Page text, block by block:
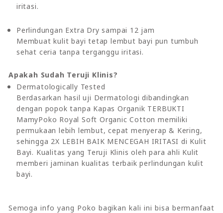
iritasi.
Perlindungan Extra Dry sampai 12 jam
Membuat kulit bayi tetap lembut bayi pun tumbuh
sehat ceria tanpa terganggu iritasi.
Apakah Sudah Teruji Klinis?
Dermatologically Tested
Berdasarkan hasil uji Dermatologi dibandingkan
dengan popok tanpa Kapas Organik TERBUKTI
MamyPoko Royal Soft Organic Cotton memiliki
permukaan lebih lembut, cepat menyerap & Kering,
sehingga 2X LEBIH BAIK MENCEGAH IRITASI di Kulit
Bayi. Kualitas yang Teruji Klinis oleh para ahli Kulit
memberi jaminan kualitas terbaik perlindungan kulit
bayi.
Semoga info yang Poko bagikan kali ini bisa bermanfaat